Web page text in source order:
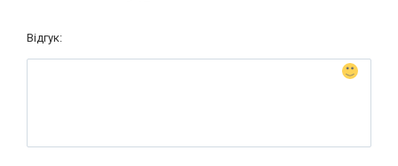
Відгук: